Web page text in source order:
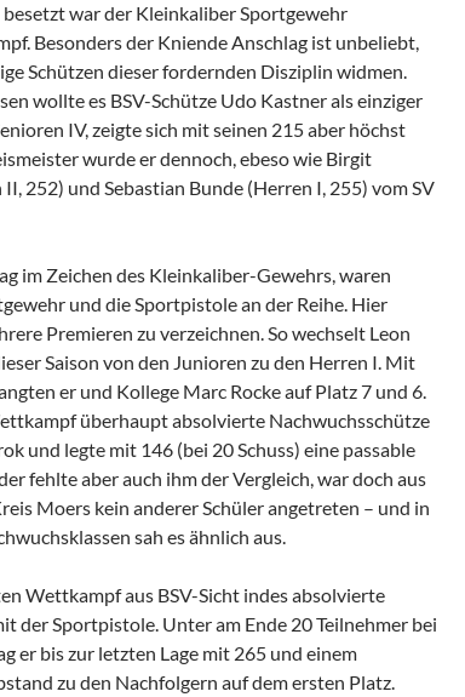
war der Kleinkaliber Sportgewehr
Besonders der Kniende Anschlag ist unbeliebt,
Schützen dieser fordernden Disziplin widmen.
wollte es BSV-Schütze Udo Kastner als einziger
IV, zeigte sich mit seinen 215 aber höchst
wurde er dennoch, ebeso wie Birgit
252) und Sebastian Bunde (Herren I, 255) vom SV
im Zeichen des Kleinkaliber-Gewehrs, waren
und die Sportpistole an der Reihe. Hier
Premieren zu verzeichnen. So wechselt Leon
Saison von den Junioren zu den Herren I. Mit
er und Kollege Marc Rocke auf Platz 7 und 6.
überhaupt absolvierte Nachwuchsschütze
und legte mit 146 (bei 20 Schuss) eine passable
fehlte aber auch ihm der Vergleich, war doch aus
Moers kein anderer Schüler angetreten – und in
sah es ähnlich aus.
Wettkampf aus BSV-Sicht indes absolvierte
der Sportpistole. Unter am Ende 20 Teilnehmer bei
er bis zur letzten Lage mit 265 und einem
zu den Nachfolgern auf dem ersten Platz.